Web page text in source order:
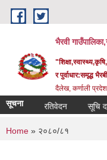
Skip to main content
भैरवी
र पुर्वाधार:समृद्ध
दैलेख, कर्णाली
सूचनाप्रतिवेदन सूचि
You are here
Home » २०८०/८१